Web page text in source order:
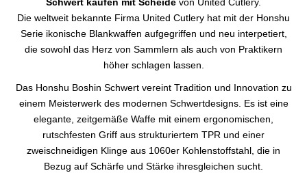
Schwert kaufen mit Scheide von United Cutlery.
Die weltweit bekannte Firma United Cutlery hat mit der Honshu
Serie ikonische Blankwaffen aufgegriffen und neu interpetiert,
die sowohl das Herz von Sammlern als auch von Praktikern
höher schlagen lassen.
Das Honshu Boshin Schwert vereint Tradition und Innovation zu
einem Meisterwerk des modernen Schwertdesigns. Es ist eine
elegante, zeitgemäße Waffe mit einem ergonomischen,
rutschfesten Griff aus strukturiertem TPR und einer
zweischneidigen Klinge aus 1060er Kohlenstoffstahl, die in
Bezug auf Schärfe und Stärke ihresgleichen sucht.